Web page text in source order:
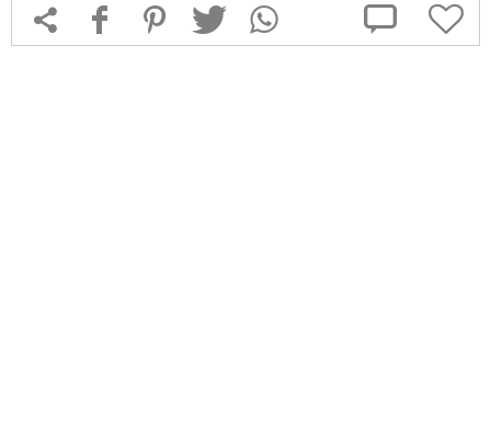
 f 1 T  